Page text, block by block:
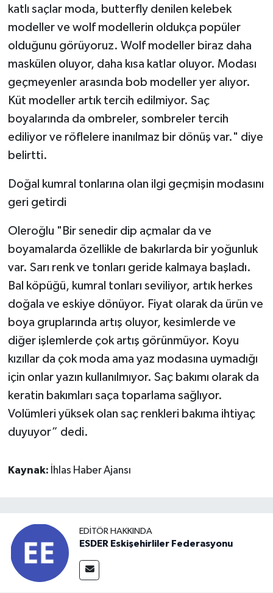
katlı saçlar moda, butterfly denilen kelebek
modeller ve wolf modellerin oldukça popüler
olduğunu görüyoruz. Wolf modeller biraz daha
maskülen oluyor, daha kısa katlar oluyor. Modası
geçmeyenler arasında bob modeller yer alıyor.
Küt modeller artık tercih edilmiyor. Saç
boyalarında da ombreler, sombreler tercih
ediliyor ve röflelere inanılmaz bir dönüş var." diye
belirtti.
Doğal kumral tonlarına olan ilgi geçmişin modasını
geri getirdi
Oleroğlu "Bir senedir dip açmalar da ve
boyamalarda özellikle de bakırlarda bir yoğunluk
var. Sarı renk ve tonları geride kalmaya başladı.
Bal köpüğü, kumral tonları seviliyor, artık herkes
doğala ve eskiye dönüyor. Fiyat olarak da ürün ve
boya gruplarında artış oluyor, kesimlerde ve
diğer işlemlerde çok artış görünmüyor. Koyu
kızıllar da çok moda ama yaz modasına uymadığı
için onlar yazın kullanılmıyor. Saç bakımı olarak da
keratin bakımları saça toparlama sağlıyor.
Volümleri yüksek olan saç renkleri bakıma ihtiyaç
duyuyor” dedi.
Kaynak: İhlas Haber Ajansı
EDITÖR HAKKINDA
ESDER Eskişehirliler Federasyonu